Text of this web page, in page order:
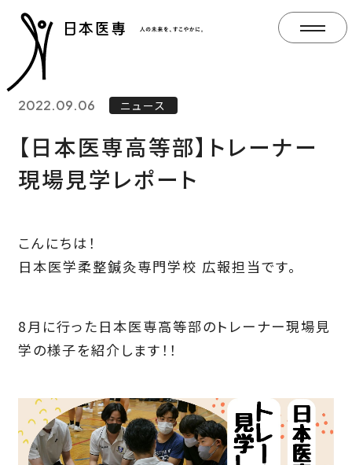
2022.09.06 ニュース
【日本医専高等部】トレーナー
現場見学レポート
こんにちは！
日本医学柔整鍼灸専門学校 広報担当です。
8月に行った日本医専高等部のトレーナー現場見
学の様子を紹介します！！